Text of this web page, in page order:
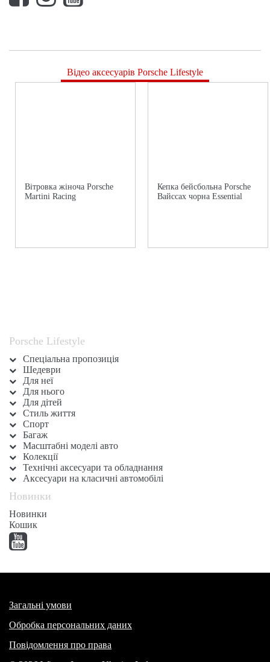
Відео аксесуарів Porsche Lifestyle
Вітровка жіноча Porsche
Martini Racing
Кепка бейсбольна Porsche
Вайссах чорна Essential
Porsche Lifestyle
Спеціальна пропозиція
Шедеври
Для неї
Для нього
Для дітей
Стиль життя
Спорт
Багаж
Масштабні моделі авто
Колекції
Технічні аксесуари та обладнання
Аксесуари на класичні автомобілі
Новинки
Новинки
Кошик
Загальні умови
Обробка персональних даних
Повідомлення про права